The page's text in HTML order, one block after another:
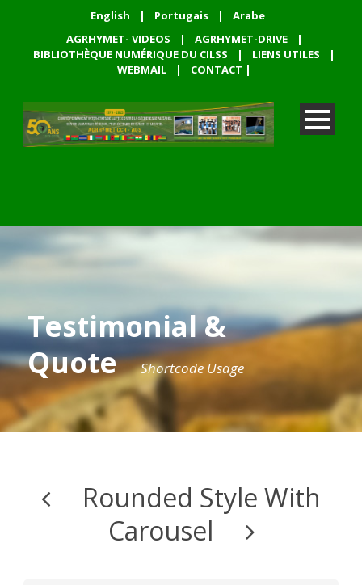
English | Portugais |
Arabe
AGRHYMET- VIDEOS
| AGRHYMET-DRIVE
|
BIBLIOTHÈQUE NUMÉRIQUE DU CILSS
| LIENS UTILES
|
WEBMAIL
| CONTACT |
Testimonial &
Quote
Shortcode Usage
Rounded Style With
Carousel